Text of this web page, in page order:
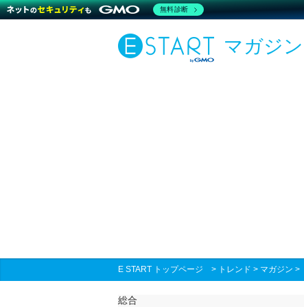
マガジン
E START トップページ > トレンド > マガジン >
総合
無料診断